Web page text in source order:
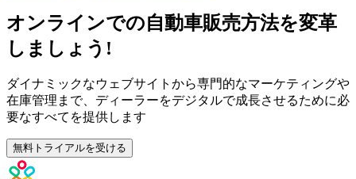
オンラインでの自動車販売方法を変革
しましょう!
ダイナミックなウェブサイトから専門的なマーケティングや
在庫管理まで、ディーラーをデジタルで成長させるために必
要なすべてを提供します
無料トライアルを受ける